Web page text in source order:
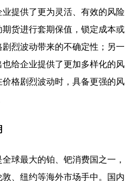
提供了更为灵活、有效的风险
货进行套期保值，锁定成本或
烈波动带来的不确定性；另一
给企业提供了更加多样化的风
格剧烈波动时，具备更强的风
球最大的铂、钯消费国之一，
、纽约等海外市场手中。国内